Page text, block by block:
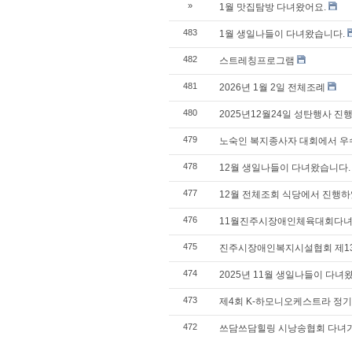
» 1월 맛집탐방 다녀왔어요.
483 1월 생일나들이 다녀왔습니다.
482 스트레칭프로그램
481 2026년 1월 2일 전체조례
480 2025년12월24일 성탄행사 진
479 노숙인 복지종사자 대회에서
478 12월 생일나들이 다녀왔습니다.
477 12월 전체조회 식당에서 진행
476 11월진주시장애인체육대회다
475 진주시장애인복지시설협회 제
474 2025년 11월 생일나들이 다녀
473 제4회 K-하모니오케스트라 정
472 쓰담쓰담힐링 시낭송협회 다녀